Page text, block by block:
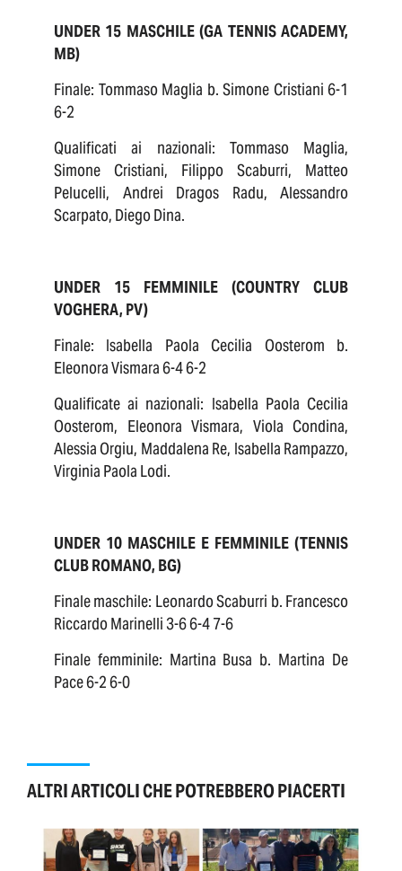
UNDER 15 MASCHILE (GA TENNIS ACADEMY,
MB)
Finale: Tommaso Maglia b. Simone Cristiani 6-1
6-2
Qualificati ai nazionali: Tommaso Maglia,
Simone Cristiani, Filippo Scaburri, Matteo
Pelucelli, Andrei Dragos Radu, Alessandro
Scarpato, Diego Dina.
UNDER 15 FEMMINILE (COUNTRY CLUB
VOGHERA, PV)
Finale: Isabella Paola Cecilia Oosterom b.
Eleonora Vismara 6-4 6-2
Qualificate ai nazionali: Isabella Paola Cecilia
Oosterom, Eleonora Vismara, Viola Condina,
Alessia Orgiu, Maddalena Re, Isabella Rampazzo,
Virginia Paola Lodi.
UNDER 10 MASCHILE E FEMMINILE (TENNIS
CLUB ROMANO, BG)
Finale maschile: Leonardo Scaburri b. Francesco
Riccardo Marinelli 3-6 6-4 7-6
Finale femminile: Martina Busa b. Martina De
Pace 6-2 6-0
ALTRI ARTICOLI CHE POTREBBERO PIACERTI